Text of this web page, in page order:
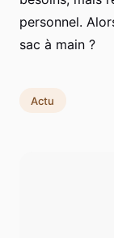
personnel.
sac à main ?
Actu